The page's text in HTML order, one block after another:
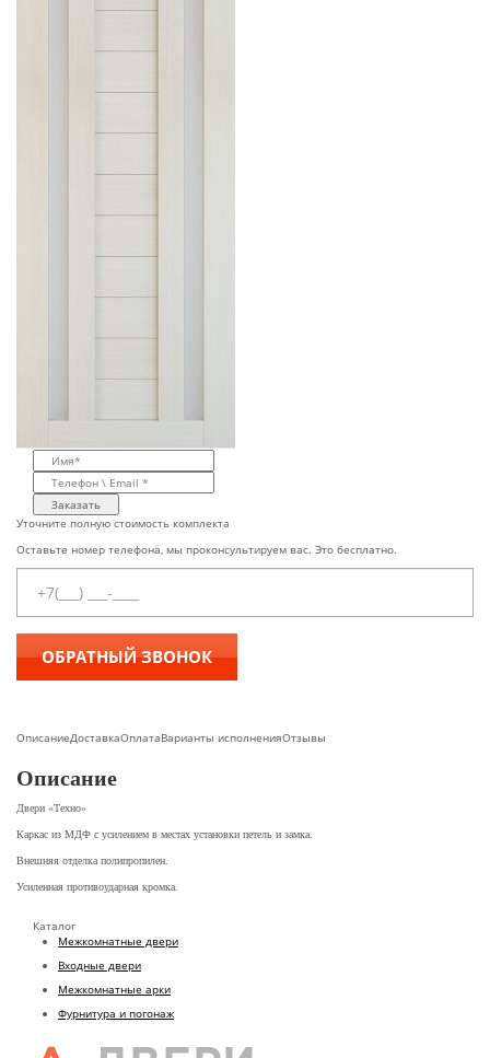
Заказать
Уточните полную стоимость комплекта
Оставьте номер телефона, мы проконсультируем вас. Это бесплатно.
ОписаниеДоставкаОплатаВарианты исполненияОтзывы
Описание
Двери «Техно»
Каркас из МДФ с усилением в местах установки петель и замка.
Внешняя отделка полипропилен.
Усиленная противоударная кромка.
Каталог
Межкомнатные двери
Входные двери
Межкомнатные арки
Фурнитура и погонаж